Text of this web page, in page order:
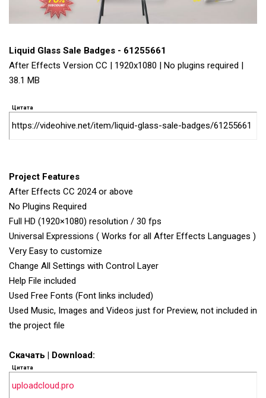
Liquid Glass Sale Badges - 61255661
After Effects Version CC | 1920x1080 | No plugins required |
38.1 MB
Цитата
https://videohive.net/item/liquid-glass-sale-badges/61255661
Project Features
After Effects CC 2024 or above
No Plugins Required
Full HD (1920×1080) resolution / 30 fps
Universal Expressions ( Works for all After Effects Languages )
Very Easy to customize
Change All Settings with Control Layer
Help File included
Used Free Fonts (Font links included)
Used Music, Images and Videos just for Preview, not included in
the project file
Скачать | Download:
Цитата
uploadcloud.pro